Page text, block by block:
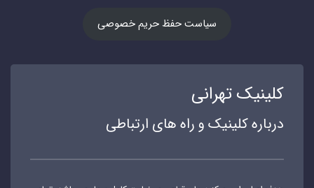
سیاست حفظ حریم خصوصی
کلینیک تهرانی
درباره کلینیک و راه های ارتباطی